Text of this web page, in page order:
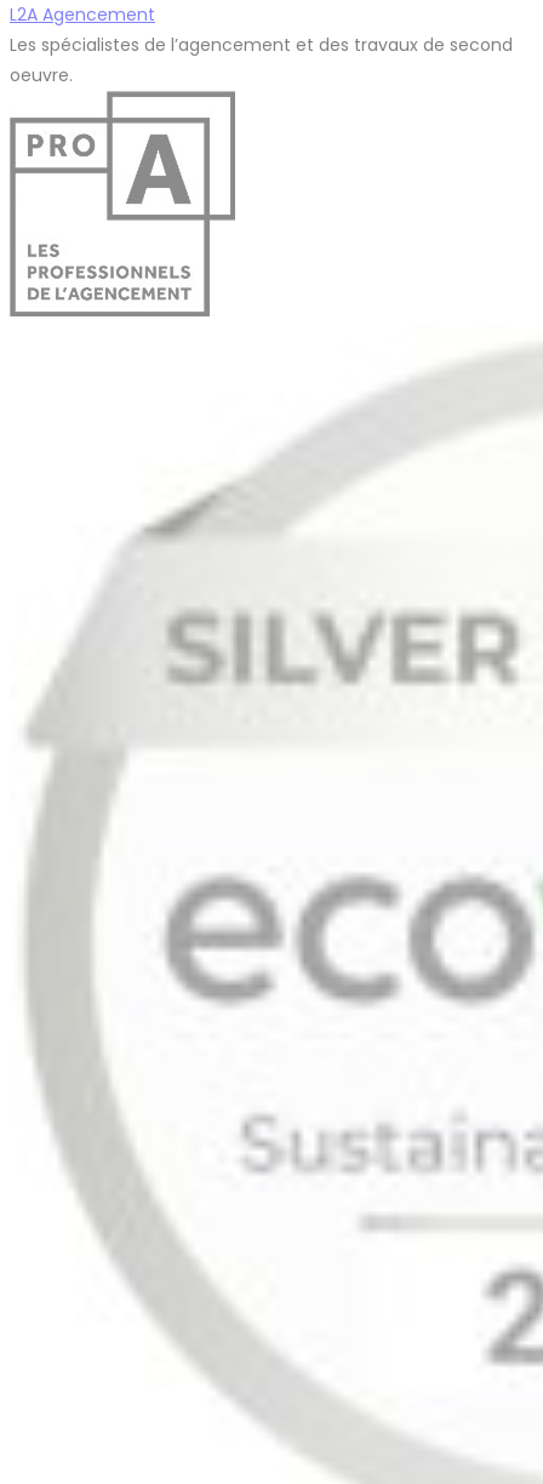
L2A Agencement
Les spécialistes de l’agencement et des travaux de second
oeuvre.